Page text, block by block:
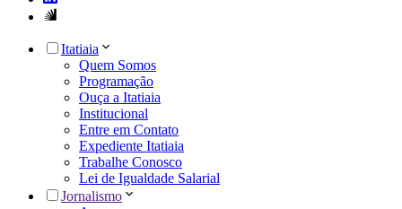
Itatiaia
Quem Somos
Programação
Ouça a Itatiaia
Institucional
Entre em Contato
Expediente Itatiaia
Trabalhe Conosco
Lei de Igualdade Salarial
Jornalismo